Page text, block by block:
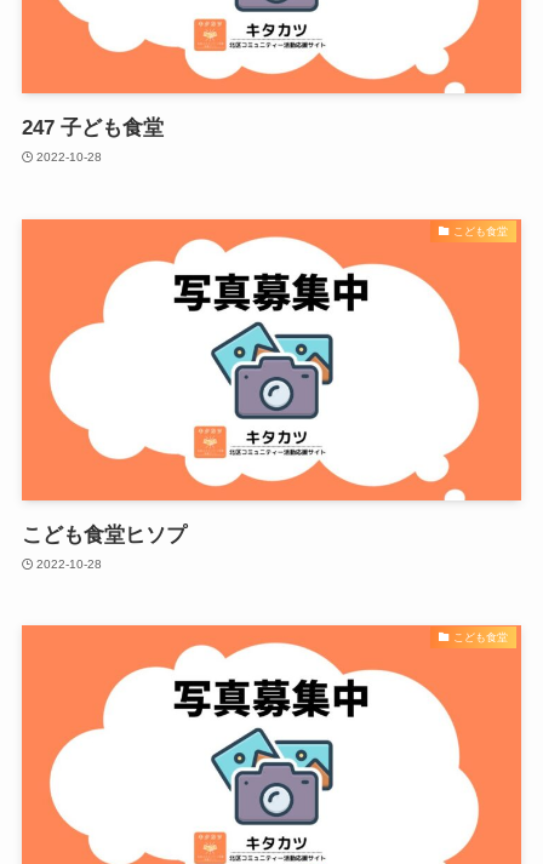
247 子ども食堂
2022-10-28
こども食堂
こども食堂ヒソプ
2022-10-28
こども食堂